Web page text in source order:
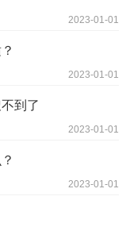
2023-01-01
2023-01-01
到了
2023-01-01
2023-01-01